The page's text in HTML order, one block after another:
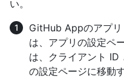
い。
GitHub Appのアプ
は、アプリの設定ペ
は、クライアント
の設定ページに移動